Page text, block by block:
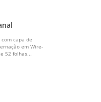
capa de
em Wire-
52 folhas...